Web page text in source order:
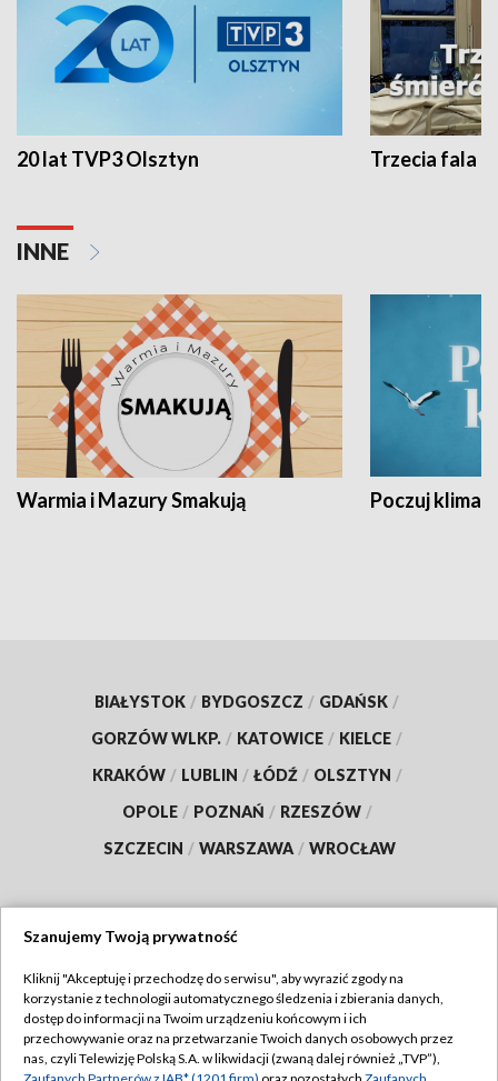
20 lat TVP3 Olsztyn Trzecia fala -
INNE
Warmia i Mazury Smakują Poczuj klimat
BIAŁYSTOK / BYDGOSZCZ / GDAŃSK /
GORZÓW WLKP. / KATOWICE / KIELCE /
KRAKÓW / LUBLIN / ŁÓDŹ / OLSZTYN /
OPOLE / POZNAŃ / RZESZÓW /
SZCZECIN / WARSZAWA / WROCŁAW
TVP
Abonament TVP
Emisja w TVP
Regulamin TVP
Szanujemy Twoją prywatność
Kliknij "Akceptuję i przechodzę do serwisu", aby wyrazić zgody na
korzystanie z technologii automatycznego śledzenia i zbierania danych,
dostęp do informacji na Twoim urządzeniu końcowym i ich
przechowywanie oraz na przetwarzanie Twoich danych osobowych przez
nas, czyli Telewizję Polską S.A. w likwidacji (zwaną dalej również „TVP”),